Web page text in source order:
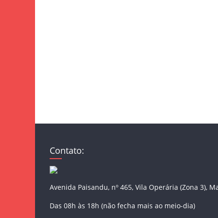
Contato:
Avenida Paisandu, nº 465, Vila Operária (Zona 3),
Das 08h às 18h (não fecha mais ao meio-dia)